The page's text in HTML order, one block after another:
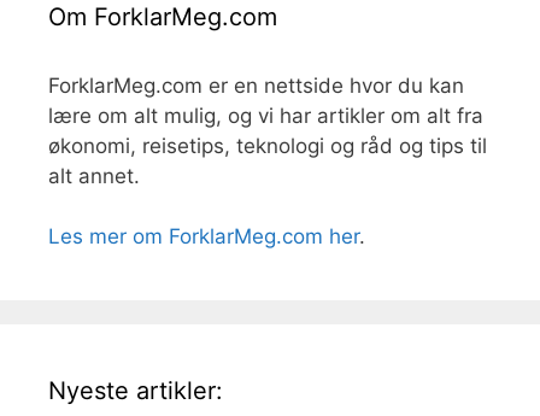
Om ForklarMeg.com
ForklarMeg.com er en nettside hvor du kan
lære om alt mulig, og vi har artikler om alt fra
økonomi, reisetips, teknologi og råd og tips til
alt annet.
Les mer om ForklarMeg.com her.
Nyeste artikler: